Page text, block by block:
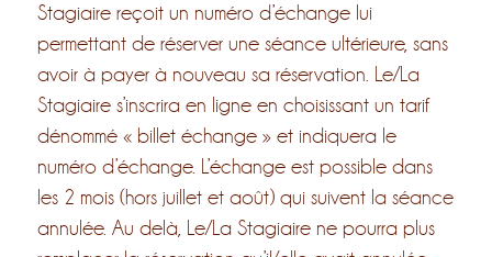
Stagiaire reçoit un numéro d’échange lui
permettant de réserver une séance ultérieure, sans
avoir à payer à nouveau sa réservation. Le/La
Stagiaire s’inscrira en ligne en choisissant un tarif
dénommé « billet échange » et indiquera le
numéro d’échange. L’échange est possible dans
les 2 mois (hors juillet et août) qui suivent la séance
annulée. Au delà, Le/La Stagiaire ne pourra plus